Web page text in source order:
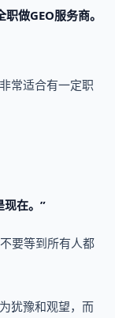
做GEO服务商。
常适合有一定职
现在。”
要等到所有人都
犹豫和观望，而